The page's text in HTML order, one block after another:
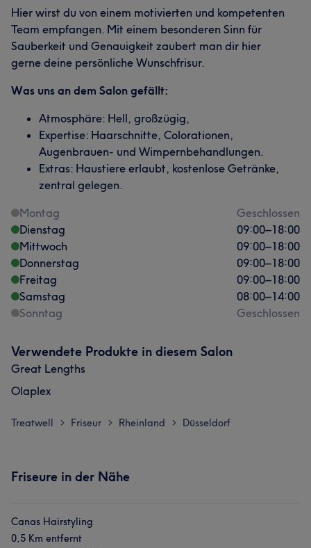
Hier wirst du von einem motivierten und kompetenten
Team empfangen. Mit einem besonderen Sinn für
Sauberkeit und Genauigkeit zaubert man dir hier
gerne deine persönliche Wunschfrisur.
Was uns an dem Salon gefällt:
Atmosphäre: Hell, großzügig,
Expertise: Haarschnitte, Colorationen,
Augenbrauen- und Wimpernbehandlungen.
Extras: Haustiere erlaubt, kostenlose Getränke,
zentral gelegen.
Montag
Geschlossen
Dienstag
09:00–18:00
Mittwoch
09:00–18:00
Donnerstag
09:00–18:00
Freitag
09:00–18:00
Samstag
08:00–14:00
Sonntag
Geschlossen
Verwendete Produkte in diesem Salon
Great Lengths
Olaplex
Treatwell > Friseur > Rheinland > Düsseldorf
Friseure in der Nähe
Canas Hairstyling
0,5 Km entfernt